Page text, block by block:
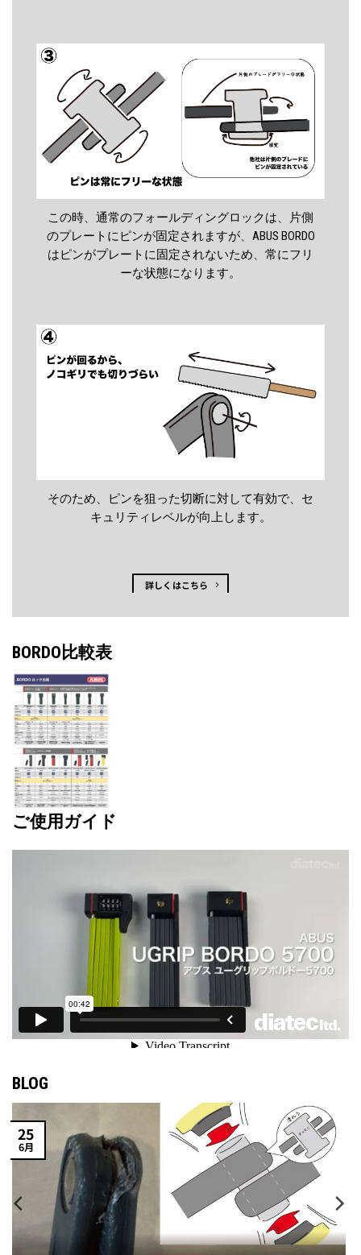
この時、通常のフォールディングロックは、片側
のプレートにピンが固定されますが、ABUS BORDO
はピンがプレートに固定されないため、常にフリ
ーな状態になります。
そのため、ピンを狙った切断に対して有効で、セ
キュリティレベルが向上します。
詳しくはこちら
BORDO比較表
ご使用ガイド
BLOG
25
6月